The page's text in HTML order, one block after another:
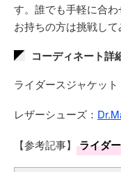
す。誰でも手軽に合
お持ちの方は挑戦して
コーディネート詳
ライダースジャケット
レザーシューズ：
【参考記事】 ライダ